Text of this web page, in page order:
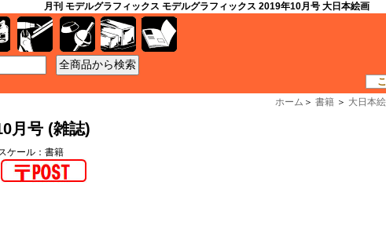
月刊 モデルグラフィックス モデルグラフィックス 2019年10月号 大日本絵画
ホーム ＞ 書籍 ＞ 大日本
月号 (雑誌)
ケール：書籍
塗料 工具 資材 ケース